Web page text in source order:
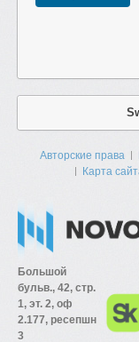
Авторские права
Карта
Большой
бульв., 42, стр.
1, эт. 2, оф
2.177, ресепшн
3